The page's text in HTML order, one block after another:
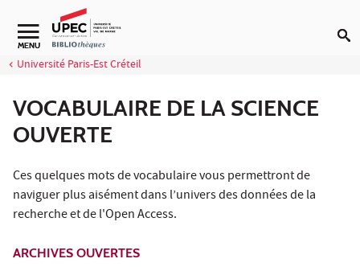
Aller au contenu
Navigation secondaire
MENU
Université Paris-Est Créteil
VOCABULAIRE DE LA SCIENCE
OUVERTE
Ces quelques mots de vocabulaire vous permettront de
naviguer plus aisément dans l’univers des données de la
recherche et de l'Open Access.
ARCHIVES OUVERTES